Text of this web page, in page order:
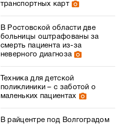
транспортных карт
В Ростовской области две
больницы оштрафованы за
смерть пациента из-за
неверного диагноза
Техника для детской
поликлиники – с заботой о
маленьких пациентах
В райцентре под Волгоградом